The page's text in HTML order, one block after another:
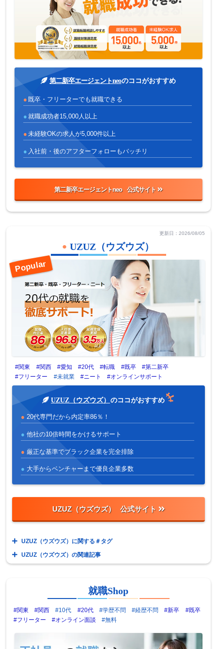
第二新卒エージェントneoのココがおすすめ
既卒・フリーターでも就職できる
就職成功者15,000人以上
未経験OKの求人が5,000件以上
入社前・後のアフターフォローもバッチリ
第二新卒エージェントneo
更新日：2026/08/05
UZUZ（ウズウズ）
#関東 #関西 #愛知 #20代 #転職 #既卒
#第二新卒
#フリーター
#未就業 #ニート #オンラインサポート
UZUZ（ウズウズ） のココがおすすめ
20代専門だから内定率86％！
他社の10倍時間をかけるサポート
厳正な基準でブラック企業を完全排除
大手からベンチャーまで優良企業多数
UZUZ（ウズウズ）
UZUZ（ウズウズ）に関する＃タグ
UZUZ（ウズウズ）の関連記事
就職Shop
#関東 #関西 #10代 #20代 #学歴不問 #経歴不問 #新卒
#既卒
#フリーター
#オンライン面談 #無料